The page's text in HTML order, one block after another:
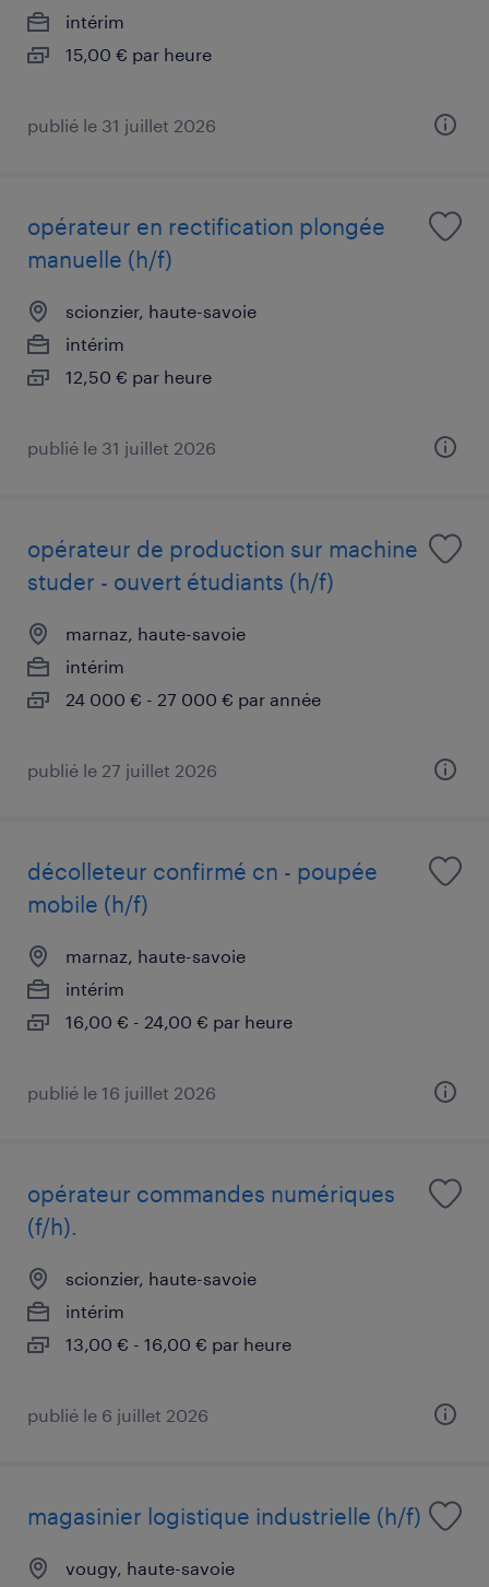
intérim
15,00 € par heure
publié le 31 juillet 2026
opérateur en rectification plongée
manuelle (h/f)
scionzier, haute-savoie
intérim
12,50 € par heure
publié le 31 juillet 2026
opérateur de production sur machine
studer - ouvert étudiants (h/f)
marnaz, haute-savoie
intérim
24 000 € - 27 000 € par année
publié le 27 juillet 2026
décolleteur confirmé cn - poupée
mobile (h/f)
marnaz, haute-savoie
intérim
16,00 € - 24,00 € par heure
publié le 16 juillet 2026
opérateur commandes numériques
(f/h).
scionzier, haute-savoie
intérim
13,00 € - 16,00 € par heure
publié le 6 juillet 2026
magasinier logistique industrielle (h/f)
vougy, haute-savoie